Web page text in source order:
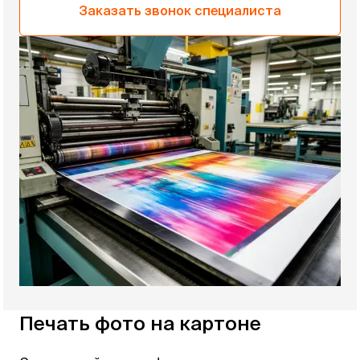
Заказать звонок специалиста
Печать фото на картоне